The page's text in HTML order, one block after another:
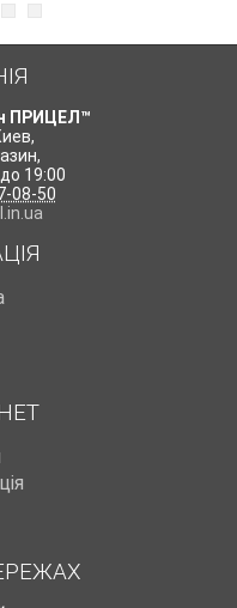
ПРИЦЕЛ™
,
,
19:00
08-50